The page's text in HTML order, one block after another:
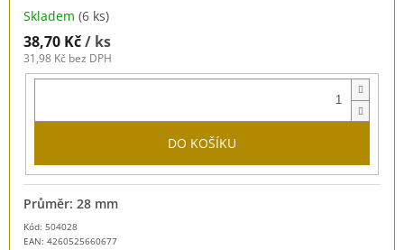
Skladem (6 ks)
38,70 Kč/ ks
31,98 Kč bez DPH
DO KOŠÍKU
Kód: 504028
EAN: 4260525660677
Průměr: 28 mm